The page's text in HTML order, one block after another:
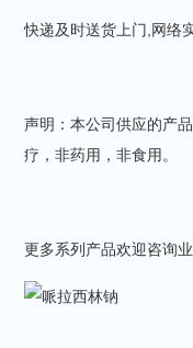
快递及时送货上门,网络
声明：本公司供应的产
疗，非药用，非食用。
更多系列产品欢迎咨询